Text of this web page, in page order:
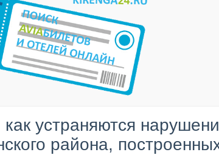
устраняются
района,